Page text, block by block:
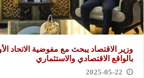
وزير الاقتصاد يبحث مع مفوضية الاتحاد
بالواقع الاقتصادي والاستثماري
2025-05-22